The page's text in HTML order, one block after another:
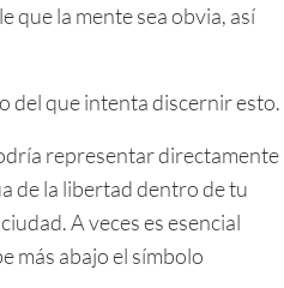
que la mente sea obvia, así
del que intenta discernir esto.
representar directamente
de la libertad dentro de tu
A veces es esencial
más abajo el símbolo